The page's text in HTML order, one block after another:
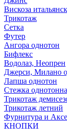
Вискоза
Трикотаж
Сетка
Футер
Ангора однотон
Бифлекс
Водолаз, Неопрен
Джерси, Милано
Лапша однотон
Стежка
Трикотаж
Трикотаж летний
Фурнитура и
КНОПКИ